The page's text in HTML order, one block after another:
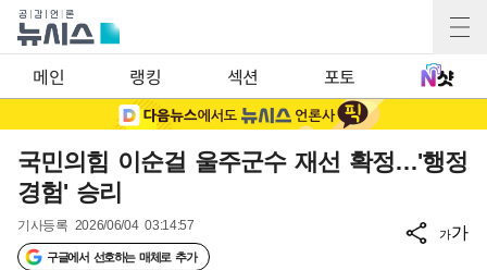
메인 랭킹 섹션 포토
국민의힘 이순걸 울주군수 재선 확정…'행정
경험' 승리
기사등록 2026/06/04 03:14:57
구글에서 선호하는 매체로 추가
가가